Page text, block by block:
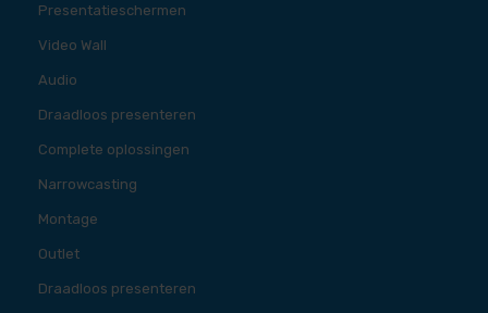
Presentatieschermen
Video Wall
Audio
Draadloos presenteren
Complete oplossingen
Narrowcasting
Montage
Outlet
Draadloos presenteren